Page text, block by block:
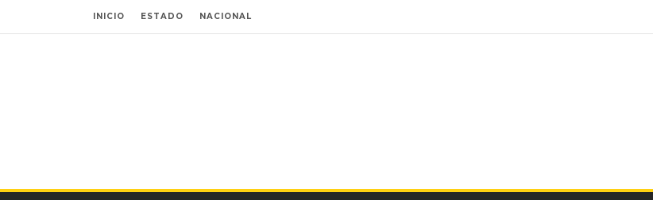
INICIO ESTADO NACIONAL